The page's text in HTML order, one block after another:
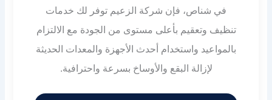
في شناص، فإن شركة الزعيم توفر لك خدمات
تنظيف وتعقيم بأعلى مستوى من الجودة مع الالتزام
بالمواعيد واستخدام أحدث الأجهزة والمعدات الحديثة
لإزالة البقع والأوساخ بسرعة واحترافية.